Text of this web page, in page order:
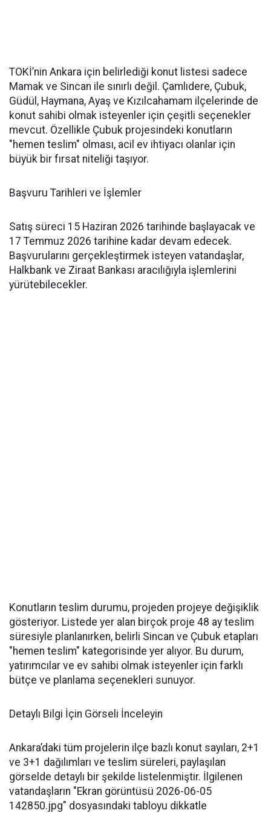
TOKİ’nin Ankara için belirlediği konut listesi sadece
Mamak ve Sincan ile sınırlı değil. Çamlıdere, Çubuk,
Güdül, Haymana, Ayaş ve Kızılcahamam ilçelerinde de
konut sahibi olmak isteyenler için çeşitli seçenekler
mevcut. Özellikle Çubuk projesindeki konutların
"hemen teslim" olması, acil ev ihtiyacı olanlar için
büyük bir fırsat niteliği taşıyor.
Başvuru Tarihleri ve İşlemler
Satış süreci 15 Haziran 2026 tarihinde başlayacak ve
17 Temmuz 2026 tarihine kadar devam edecek.
Başvurularını gerçekleştirmek isteyen vatandaşlar,
Halkbank ve Ziraat Bankası aracılığıyla işlemlerini
yürütebilecekler.
Konutların teslim durumu, projeden projeye değişiklik
gösteriyor. Listede yer alan birçok proje 48 ay teslim
süresiyle planlanırken, belirli Sincan ve Çubuk etapları
"hemen teslim" kategorisinde yer alıyor. Bu durum,
yatırımcılar ve ev sahibi olmak isteyenler için farklı
bütçe ve planlama seçenekleri sunuyor.
Detaylı Bilgi İçin Görseli İnceleyin
Ankara’daki tüm projelerin ilçe bazlı konut sayıları, 2+1
ve 3+1 dağılımları ve teslim süreleri, paylaşılan
görselde detaylı bir şekilde listelenmiştir. İlgilenen
vatandaşların "Ekran görüntüsü 2026-06-05
142850.jpg" dosyasındaki tabloyu dikkatle